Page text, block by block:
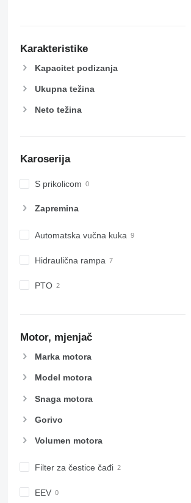
Karakteristike
Kapacitet podizanja
Ukupna težina
Neto težina
Karoserija
S prikolicom
Zapremina
Automatska vučna kuka
Hidraulična rampa
PTO
Motor, mjenjač
Marka motora
Model motora
Snaga motora
Gorivo
Volumen motora
Filter za čestice čađi
EEV